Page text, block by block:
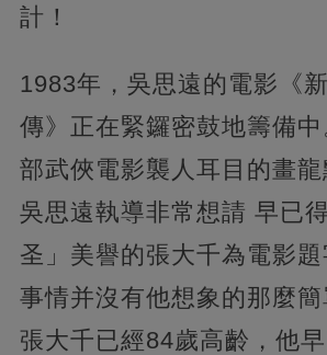
計！
1983年，吳思遠的電影《
傳》正在緊鑼密鼓地籌備
部武俠電影襲人耳目的畫龍
吳思遠執導非常想請 早已
圣」美譽的張大千為電影題
事情并沒有他想象的那麼簡
張大千已經84歲高齡，他